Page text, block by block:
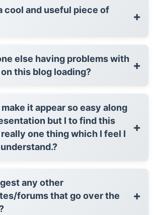
cool and useful piece of
+
else having problems with
this blog loading?
+
it appear so easy along
but I to find this
one thing which I feel I
+
any other
forums that go over the
+